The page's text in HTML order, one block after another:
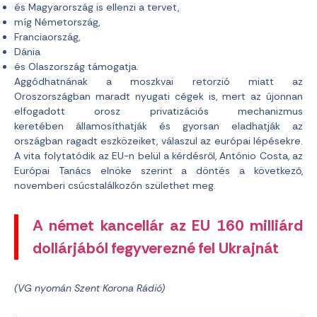
és Magyarország is ellenzi a tervet,
míg Németország,
Franciaország,
Dánia
és Olaszország támogatja.
Aggódhatnának a moszkvai retorzió miatt az
Oroszországban maradt nyugati cégek is, mert az újonnan
elfogadott orosz privatizációs mechanizmus
keretében államosíthatják és gyorsan eladhatják az
országban ragadt eszközeiket, válaszul az európai lépésekre.
A vita folytatódik az EU-n belül a kérdésről, António Costa, az
Európai Tanács elnöke szerint a döntés a következő,
novemberi csúcstalálkozón születhet meg.
A német kancellár az EU 160 milliárd
dollárjából fegyverezné fel Ukrajnát
(VG nyomán Szent Korona Rádió)